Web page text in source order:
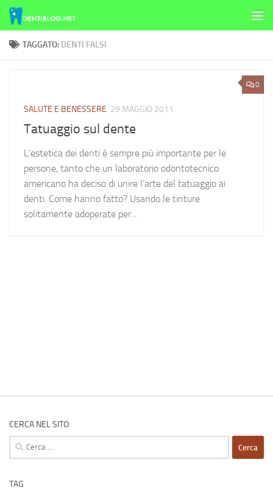
Skip to content
TAGGATO: DENTI FALSI
0
SALUTE E BENESSERE 29 MAGGIO 2011
Tatuaggio sul dente
L’estetica dei denti è sempre più importante per le
persone, tanto che un laboratorio odontotecnico
americano ha deciso di unire l’arte del tatuaggio ai
denti. Come hanno fatto? Usando le tinture
solitamente adoperate per...
CERCA NEL SITO
Ricerca
per:
TAG